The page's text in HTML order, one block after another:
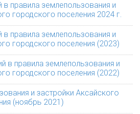
в правила землепользования и
городского поселения 2024 г.
в правила землепользования и
городского поселения (2023)
в правила землепользования и
городского поселения (2022)
и застройки Аксайского
(ноябрь 2021)